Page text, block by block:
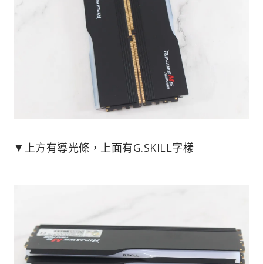
▼上方有導光條，上面有G.SKILL字樣